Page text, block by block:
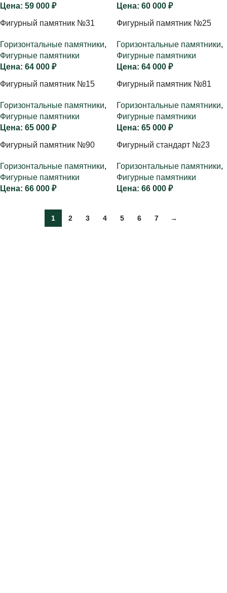
59 000 ₽
60 000 ₽
Фигурный памятник №31
Горизонтальные памятники,
Фигурные памятники
64 000 ₽
Фигурный памятник №25
Горизонтальные памятники,
Фигурные памятники
64 000 ₽
Фигурный памятник №15
Горизонтальные памятники,
Фигурные памятники
65 000 ₽
Фигурный памятник №81
Горизонтальные памятники,
Фигурные памятники
65 000 ₽
Фигурный памятник №90
Горизонтальные памятники,
Фигурные памятники
66 000 ₽
Фигурный стандарт №23
Горизонтальные памятники,
Фигурные памятники
66 000 ₽
1 2 3 4 5 6 7 →